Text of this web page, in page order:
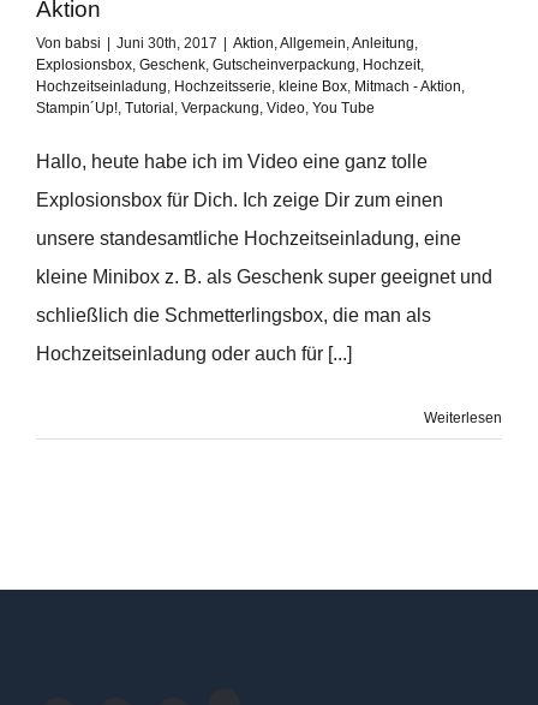
Aktion
Von babsi Juni 30th, 2017 Aktion,Allgemein,Anleitung,
Explosionsbox, Geschenk, Gutscheinverpackung, Hochzeit,
Hochzeitseinladung, Hochzeitsserie, kleine Box, Mitmach - Aktion,
Stampin´Up!, Tutorial , Verpackung, Video, You Tube
Hallo, heute habe ich im Video eine ganz tolle
Explosionsbox für Dich. Ich zeige Dir zum einen
unsere standesamtliche Hochzeitseinladung, eine
kleine Minibox z. B. als Geschenk super geeignet und
schließlich die Schmetterlingsbox, die man als
Hochzeitseinladung oder auch für [...]
Weiterlesen